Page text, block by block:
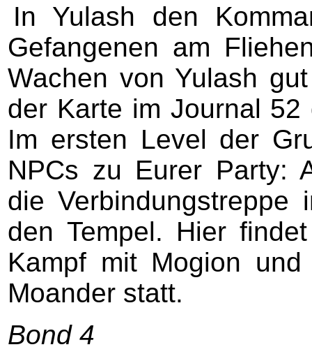
In Yulash den
Gefangenen am
Wachen von Yulash
der Karte im Journal
Im ersten Level der
NPCs zu Eurer Party:
die
den Tempel. Hier
Kampf mit Mogion
Moander statt.
Bond 4